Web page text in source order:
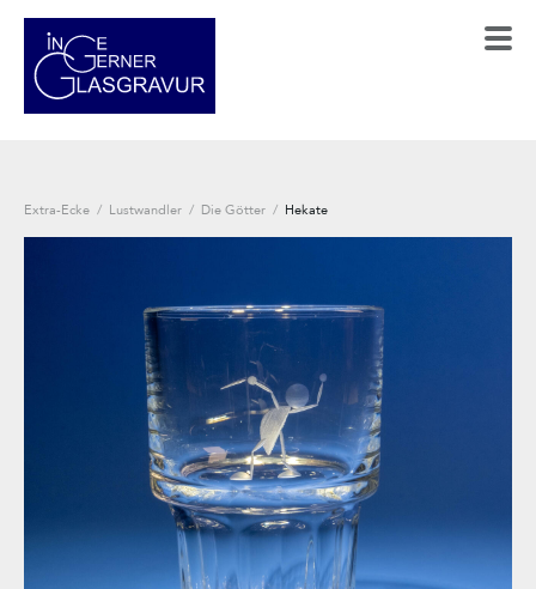
Extra-Ecke / Lustwandler / Die Götter / Hekate